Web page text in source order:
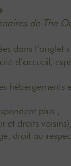
de The
dans l’onglet «
d’accueil,
hébergements
plus ;
et droits
droit au